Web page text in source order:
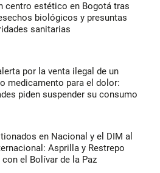
centro estético en Bogotá tras
biológicos y presuntas
sanitarias
por la venta ilegal de un
medicamento para el dolor:
piden suspender su consumo
en Nacional y el DIM al
Asprilla y Restrepo
con el Bolívar de la Paz